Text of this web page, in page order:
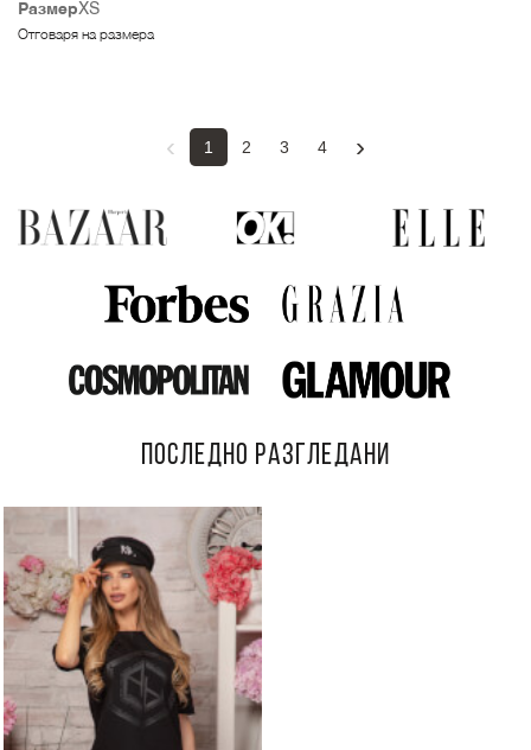
РазмерXS
Отговаря на размера
‹ 1 2 3 4 ›
ПОСЛЕДНО РАЗГЛЕДАНИ